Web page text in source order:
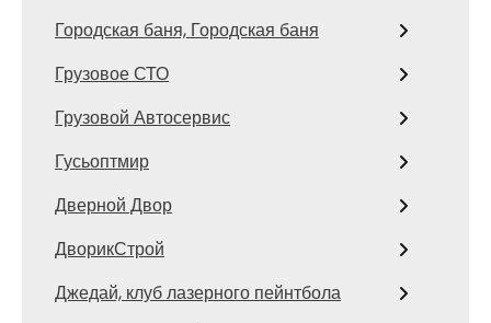
Городская баня, Городская баня
Грузовое СТО
Грузовой Автосервис
Гусьоптмир
Дверной Двор
ДворикСтрой
Джедай, клуб лазерного пейнтбола